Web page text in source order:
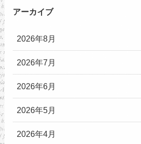
アーカイブ
2026年8月
2026年7月
2026年6月
2026年5月
2026年4月